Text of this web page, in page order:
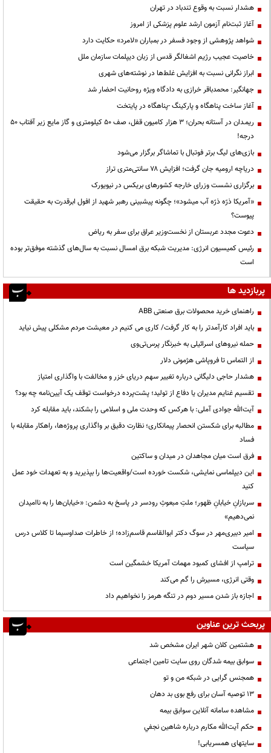
هشدار نسبت به وقوع تندباد در تهران
آغاز ثبت‌نام آزمون ارشد علوم پزشکی از امروز
شواهد پژوهشی از وجود فسفر در بمباران «لامرد» حکایت دارد
خاصیت عجیب رژیم اشغالگر قدس از زبان دیپلمات سازمان ملل
ابراز نگرانی نسبت به افزایش غلط‌ها در نوشته‌های شهری
جهانگیر: محمدباقر خرازی به دادگاه ویژه روحانیت احضار شد
آغاز ساخت پناهگاه و پارکینگ -پناهگاه در پایتخت
ریمـدان در آستانه بحران؛ ۳ هزار کامیون قفل، صف ۵۰ کیلومتری و گاز مایع زیر آفتاب ۵۰
درجه!
بازی‌های لیگ برتر فوتبال با تماشاگر برگزار می‌شود
دریاچه ارومیه جان گرفت؛ افزایش ۷۸ سانتی‌متری تراز
برگزاری نشست وزرای خارجه کشورهای بریکس در نیویورک
«آمریکا ذرّه ذرّه آب میشود»؛ چگونه پیشبینی رهبر شهید از افول ابرقدرت به حقیقت
پیوست؟
دعوت مجدد عربستان از نخست‌وزیر عراق برای سفر به ریاض
رئیس کمیسیون انرژی: مدیریت شبکه برق امسال نسبت به سال‌های گذشته موفق‌تر بوده
است
پربازدید ها
راهنمای خرید محصولات برق صنعتی ABB
باید افراد کارآمدتر را به کار گرفت/ کاری می کنیم در معیشت مردم مشکلی پیش نیاید
حمله نیروهای اسرائیلی به خبرنگار پرس‌تی‌وی
از التماس تا فروپاشی هژمونی دلار
هشدار حاجی دلیگانی درباره تغییر سهم دریای خزر و مخالفت با واگذاری امتیاز
تقسیم غنایم مدیران یا دفاع از تولید؛ پشت‌پرده درخواست توقف یک آیین‌نامه چه بود؟
آیت‌الله جوادی آملی: با هرکس که وحدت ملی و اسلامی را بشکند، باید مقابله کرد
مطالبه برای شکستن انحصار پیمانکاری؛ نظارت دقیق بر واگذاری پروژه‌ها، راهکار مقابله با
فساد
فرق است میان مجاهدان در میدان و ساکتین
این دیپلماسی نمایشی، شکست خورده است/واقعیت‌ها را بپذیرید و به تعهدات خود عمل
کنید
سربازانِ خیابانِ ظهور؛ ملتِ مبعوثِ رودسر در پاسخ به دشمن: «خیابان‌ها را به ناامیدان
نمی‌دهیم»
امیر دبیری‌مهر در سوگ دکتر ابوالقاسم قاسم‌زاده؛ از خاطرات صداوسیما تا کلاس درس
سیاست
ترامپ از افشای کمبود مهمات آمریکا خشمگین است
وقتی انرژی، مسیرش را گم می‌کند
اجازه باز شدن مسیر دوم در تنگه هرمز را نخواهیم داد
پربحث ترین عناوین
هشتمین کلان شهر ایران مشخص شد
سوابق بیمه شدگان روی سایت تامین اجتماعی
همجنس گرایی در شبکه من و تو
13 توصیه آسان برای رفع بوی بد دهان
مشاهده سامانه آنلاين سوابق بیمه
حكم آيت‌الله مكارم درباره شاهين نجفي
سایتهای همسریابی!